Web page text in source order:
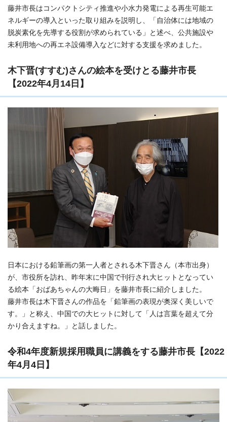
藤井市長はコンパクトシティ推進や小水力発電による再生可能エ
ネルギーの導入といった取り組みを説明し、「自治体には地域の
脱炭素化を先導する役割が求められている」と述べ、公共施設や
未利用地への再エネ設備導入などに対する支援を求めました。
木下晋(すすむ)さんの絵本を受けとる藤井市長
【2022年4月14日】
日本における鉛筆画の第一人者とされる木下晋さん（本市出身）
が、市役所を訪れ、昨年末に中国で刊行され大ヒットとなってい
る絵本「おばあちゃんの大晦日」を藤井市長に紹介しました。
藤井市長は木下晋さんの作品を「鉛筆画の表現が奥深く美しいで
す。」と称え、中国での大ヒットに対して「人は言葉を超えて分
かり合えますね。」と話しました。
令和4年度新規採用職員に講義をする藤井市長【2022
年4月4日】